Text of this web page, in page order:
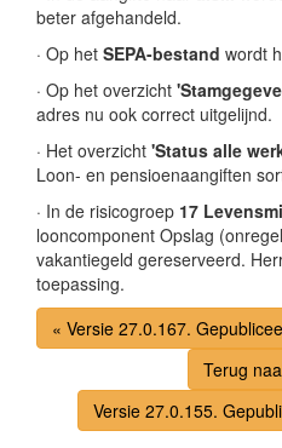
beter afgehandeld.
· Op het SEPA-bestand wordt
· Op het overzicht
adres nu ook correct uitgelijnd.
· Het overzicht 'Status alle
Loon- en pensioenaangiften
· In de risicogroep 17
looncomponent Opslag
vakantiegeld gereserveerd.
toepassing.
« Versie 27.0.167.
Terug
Versie 27.0.155.